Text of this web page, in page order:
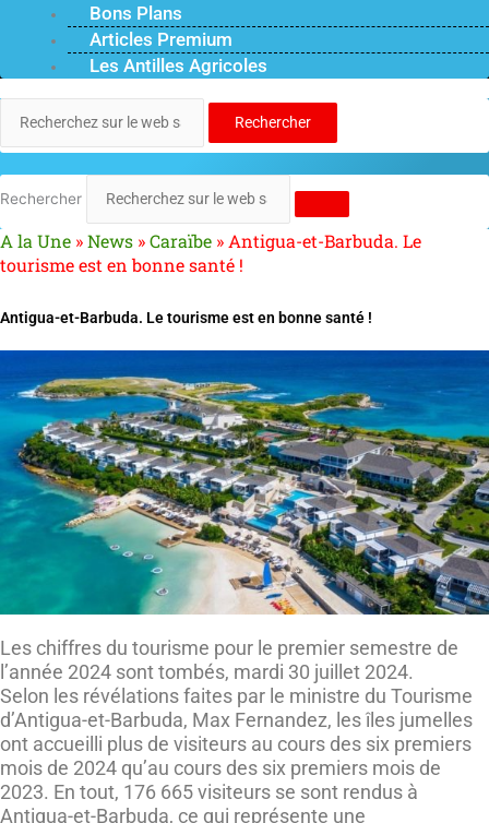
Bons Plans
Articles Premium
Les Antilles Agricoles
Rechercher
Rechercher
A la Une »News »Caraïbe »Antigua-et-Barbuda. Le
tourisme est en bonne santé !
Antigua-et-Barbuda. Le tourisme est en bonne santé !
Les chiffres du tourisme pour le premier semestre de
l’année 2024 sont tombés, mardi 30 juillet 2024.
Selon les révélations faites par le ministre du Tourisme
d’Antigua-et-Barbuda, Max Fernandez, les îles jumelles
ont accueilli plus de visiteurs au cours des six premiers
mois de 2024 qu’au cours des six premiers mois de
2023. En tout, 176 665 visiteurs se sont rendus à
Antigua-et-Barbuda, ce qui représente une